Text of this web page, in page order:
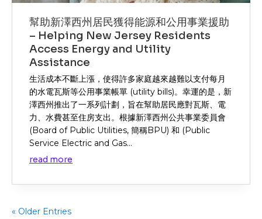
幫助新澤西州居民獲得能源和公用事業援助
– Helping New Jersey Residents
Access Energy and Utility
Assistance
生活成本不斷上漲，使得許多家庭越來越難以支付每月
的水電瓦斯等公用事業帳單 (utility bills)。幸運的是，新
澤西州推出了一系列計劃，旨在幫助居民應對瓦斯、電
力、水費甚至住房支出。根據新澤西州公共事業委員會
(Board of Public Utilities, 簡稱BPU) 和 (Public
Service Electric and Gas...
read more
« Older Entries